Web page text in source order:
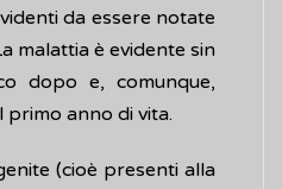
da essere notate
malattia è evidente sin
dopo e, comunque,
anno di vita.
(cioè presenti alla